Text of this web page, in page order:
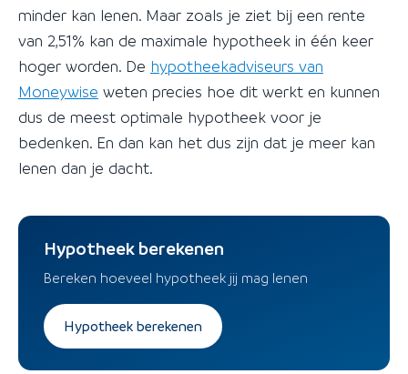
minder kan lenen. Maar zoals je ziet bij een rente
van 2,51% kan de maximale hypotheek in één keer
hoger worden. De hypotheekadviseurs van
Moneywise weten precies hoe dit werkt en kunnen
dus de meest optimale hypotheek voor je
bedenken. En dan kan het dus zijn dat je meer kan
lenen dan je dacht.
Hypotheek berekenen
Bereken hoeveel hypotheek jij mag lenen
Hypotheek berekenen